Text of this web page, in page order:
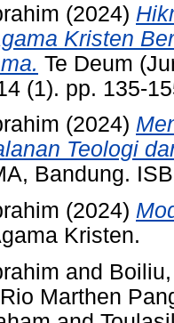
(2024)
Kristen
Te Deum
(1). pp. 135-
(2024)
Teologi
Bandung.
(2024)
Kristen.
and
Marthen